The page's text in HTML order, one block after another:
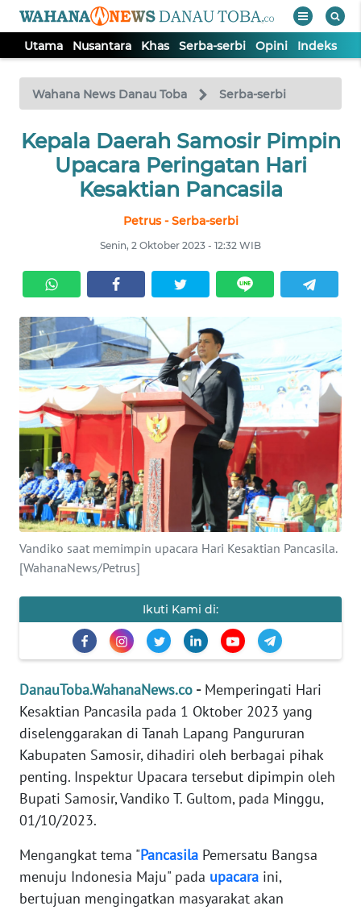
Utama Nusantara Khas Serba-serbi Opini Indeks
Wahana News Danau Toba Serba-serbi
Kepala Daerah Samosir Pimpin
Upacara Peringatan Hari
Kesaktian Pancasila
Petrus - Serba-serbi
Senin, 2 Oktober 2023 - 12:32 WIB
Vandiko saat memimpin upacara Hari Kesaktian Pancasila.
[WahanaNews/Petrus]
Ikuti Kami di:
DanauToba.WahanaNews.co -Memperingati Hari
Kesaktian Pancasila pada 1 Oktober 2023 yang
diselenggarakan di Tanah Lapang Pangururan
Kabupaten Samosir, dihadiri oleh berbagai pihak
penting. Inspektur Upacara tersebut dipimpin oleh
Bupati Samosir, Vandiko T. Gultom, pada Minggu,
01/10/2023.
Mengangkat tema "Pancasila Pemersatu Bangsa
menuju Indonesia Maju" pada upacara ini,
bertujuan mengingatkan masyarakat akan
TV
Tutup
UTAMA
NUSANTARA
SERBA-
SERBI
OPINI
Informasi
INDEKS
BERITA
KONTAK
KAMI
INFO
IKLAN
TENTANG
SIBER
REDAKSI
KARIR
DISCLAIMER
Wahana
News